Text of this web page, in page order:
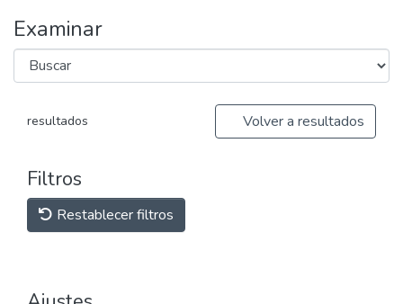
Examinar
resultados Volver a resultados
Filtros
Restablecer filtros